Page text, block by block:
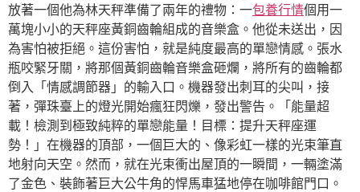
放著一個他為林天秤準備了兩年的禮物：一包養行情個用一
萬塊小小的天秤座黃銅齒輪組成的音樂盒。他從未送出，因
為害怕被拒絕。這份害怕，就是純度最高的單戀情感。張水
瓶咬緊牙關，將那個黃銅齒輪音樂盒砸爛，將所有的齒輪都
倒入「情感調節器」的輸入口。機器發出刺耳的尖叫，接
著，彈珠臺上的燈光開始瘋狂閃爍，發出警告。「能量超
載！檢測到極致純粹的單戀能量！目標：提升天秤座運
勢！」在機器的頂部，一個巨大的、像彩虹一樣的光束筆直
地射向天空。然而，就在光束衝出屋頂的一瞬間，一輛塗滿
了金色、裝飾著巨大公牛角的悍馬車猛地停在咖啡館門口。